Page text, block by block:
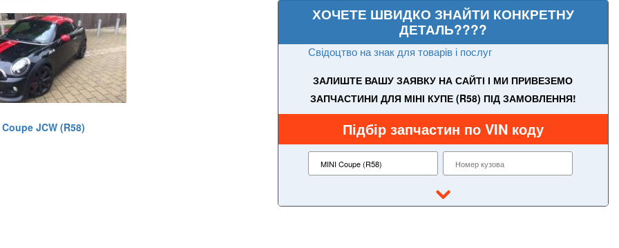
Coupe JCW (R58)
ХОЧЕТЕ ШВИДКО ЗНАЙТИ КОНКРЕТНУ
ДЕТАЛЬ????
Свідоцтво на знак для товарів і послуг
ЗАЛИШТЕ ВАШУ ЗАЯВКУ НА САЙТІ І МИ ПРИВЕЗЕМО
ЗАПЧАСТИНИ ДЛЯ МІНІ КУПЕ (R58) ПІД ЗАМОВЛЕННЯ!
Підбір запчастин по VIN коду